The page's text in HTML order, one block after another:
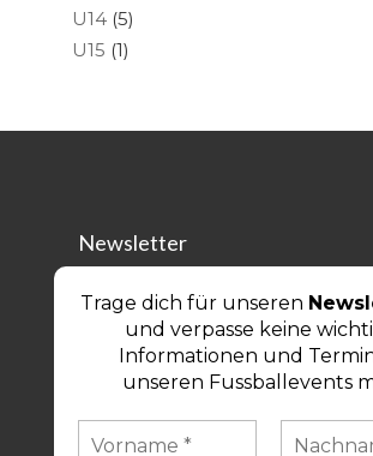
U14(5)
U15 (1)
Newsletter
Trage dich für unseren
und verpasse keine
Informationen und
unseren Fussballevents